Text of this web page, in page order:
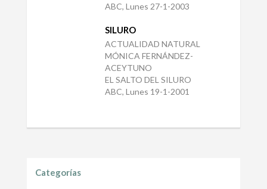
ABC, Lunes 27-1-2003
SILURO
ACTUALIDAD NATURAL
MÓNICA FERNÁNDEZ-
ACEYTUNO
EL SALTO DEL SILURO
ABC, Lunes 19-1-2001
Categorías